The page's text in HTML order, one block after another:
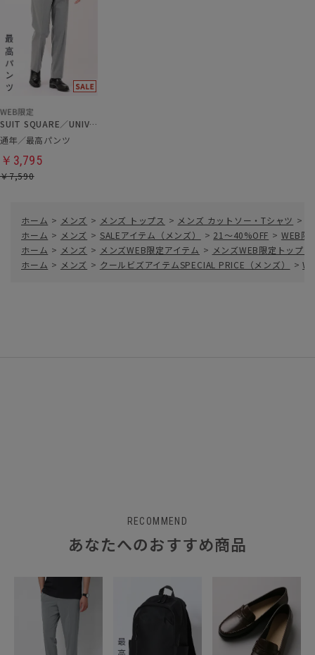
SUIT SQUARE／UNIVERSAL LANGUAGE
通年／最高パンツ
￥3,795
￥7,590
ホーム > メンズ > メンズ トップス > メンズ カットソー・Tシャツ >
ホーム > メンズ > SALEアイテム（メンズ） > 21～40%OFF > WEB限
ホーム > メンズ > メンズWEB限定アイテム > メンズWEB限定トップス
ホーム > メンズ > クールビズアイテムSPECIAL PRICE（メンズ） >
RECOMMEND
あなたへのおすすめ商品